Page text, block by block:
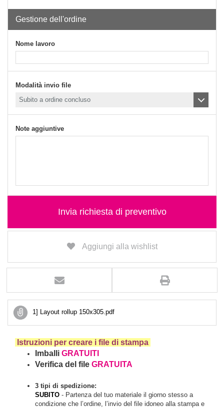
Gestione dell'ordine
Nome lavoro
Modalità invio file
Note aggiuntive
Invia richiesta di preventivo
Aggiungi alla wishlist
1] Layout rollup 150x305.pdf
Istruzioni per creare i file di stampa
Imballi GRATUITI
Verifica del file GRATUITA
3 tipi di spedizione:
SUBITO - Partenza del tuo materiale il giorno stesso a
condizione che l’ordine, l’invio del file idoneo alla stampa e